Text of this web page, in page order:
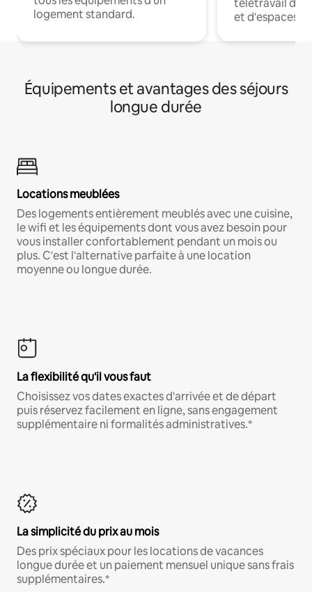
logement standard.
télétravail
et d'espaces
Équipements et avantages des séjours
longue durée
Locations meublées
Des logements entièrement meublés avec une cuisine,
le wifi et les équipements dont vous avez besoin pour
vous installer confortablement pendant un mois ou
plus. C'est l'alternative parfaite à une location
moyenne ou longue durée.
La flexibilité qu'il vous faut
Choisissez vos dates exactes d'arrivée et de départ
puis réservez facilement en ligne, sans engagement
supplémentaire ni formalités administratives.*
La simplicité du prix au mois
Des prix spéciaux pour les locations de vacances
longue durée et un paiement mensuel unique sans frais
supplémentaires.*